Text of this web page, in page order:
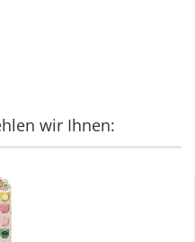
wir Ihnen: